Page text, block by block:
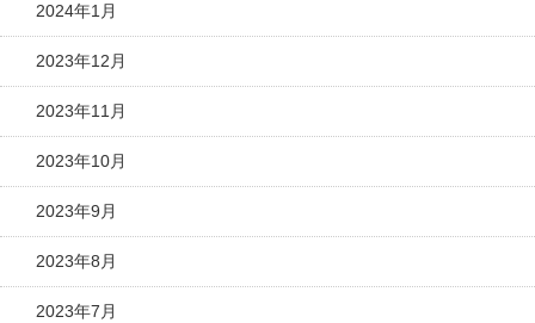
2024年1月
2023年12月
2023年11月
2023年10月
2023年9月
2023年8月
2023年7月